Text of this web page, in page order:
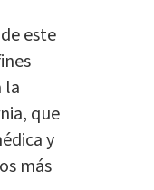
este
la
que
y
más